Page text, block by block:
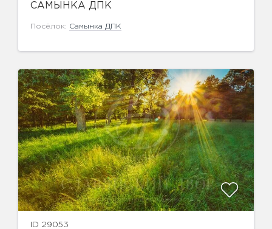
САМЫНКА ДПК
Посёлок: Самынка ДПК
ID 29053